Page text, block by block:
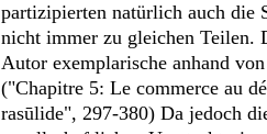
partizipierten natürlich auch die
nicht immer zu gleichen Teilen.
Autor exemplarische anhand
("Chapitre 5: Le commerce au
rasūlide", 297-380) Da jedoch